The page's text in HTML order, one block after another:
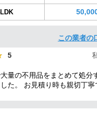
この業者の
5
量の不用品をまとめて処分
た。 お見積り時も親切丁寧
してくれた方たちも礼儀正し